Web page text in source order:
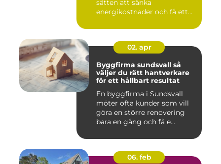
sätten att sänka
energikostnader och få ett
02. apr
Byggfirma sundsvall så
väljer du rätt hantverkare
för ett hållbart resultat
En byggfirma i Sundsvall
möter ofta kunder som vill
göra en större renovering
bara en gång och få e...
06. feb